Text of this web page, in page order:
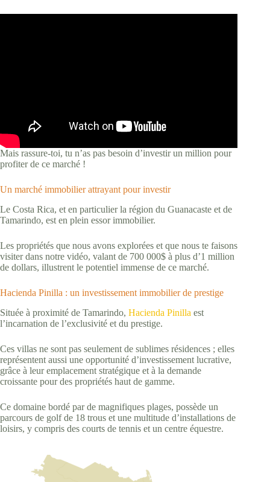
Mais rassure-toi, tu n’as pas besoin d’investir un million pour
profiter de ce marché !
Un marché immobilier attrayant pour investir
Le Costa Rica, et en particulier la région du Guanacaste et de
Tamarindo, est en plein essor immobilier.
Les propriétés que nous avons explorées et que nous te faisons
visiter dans notre vidéo, valant de 700 000$ à plus d’1 million
de dollars, illustrent le potentiel immense de ce marché.
Hacienda Pinilla : un investissement immobilier de prestige
Située à proximité de Tamarindo, Hacienda Pinilla est
l’incarnation de l’exclusivité et du prestige.
Ces villas ne sont pas seulement de sublimes résidences ; elles
représentent aussi une opportunité d’investissement lucrative,
grâce à leur emplacement stratégique et à la demande
croissante pour des propriétés haut de gamme.
Ce domaine bordé par de magnifiques plages, possède un
parcours de golf de 18 trous et une multitude d’installations de
loisirs, y compris des courts de tennis et un centre équestre.